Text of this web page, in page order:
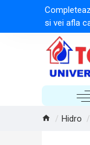
si vei afla
Hidro